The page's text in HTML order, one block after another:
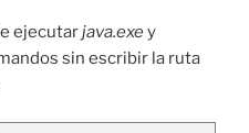
ejecutarjava.exey
sin escribir la ruta